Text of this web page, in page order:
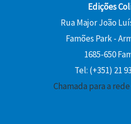
Edições
Rua Major João
Famões Park -
1685-650
Tel: (+351) 21
Chamada para a